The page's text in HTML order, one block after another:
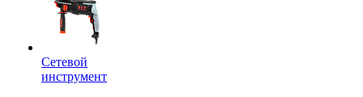
Сетевой
инструмент